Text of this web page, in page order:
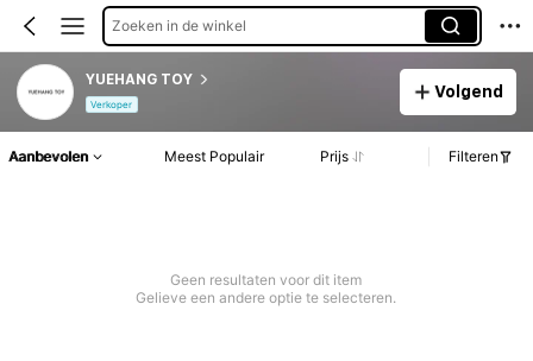
Zoeken in de winkel
YUEHANG TOY
Verkoper
Volgend
Aanbevolen Meest Populair Prijs Filteren
Geen resultaten voor dit item
Gelieve een andere optie te selecteren.